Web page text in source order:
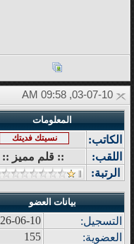
المعلومات
الكاتب: نسيتك فديتك
اللقب:
:: قلم مميز ::
الرتبة:
بيانات العضو
التسجيل:
26-06-10
العضوية:
155